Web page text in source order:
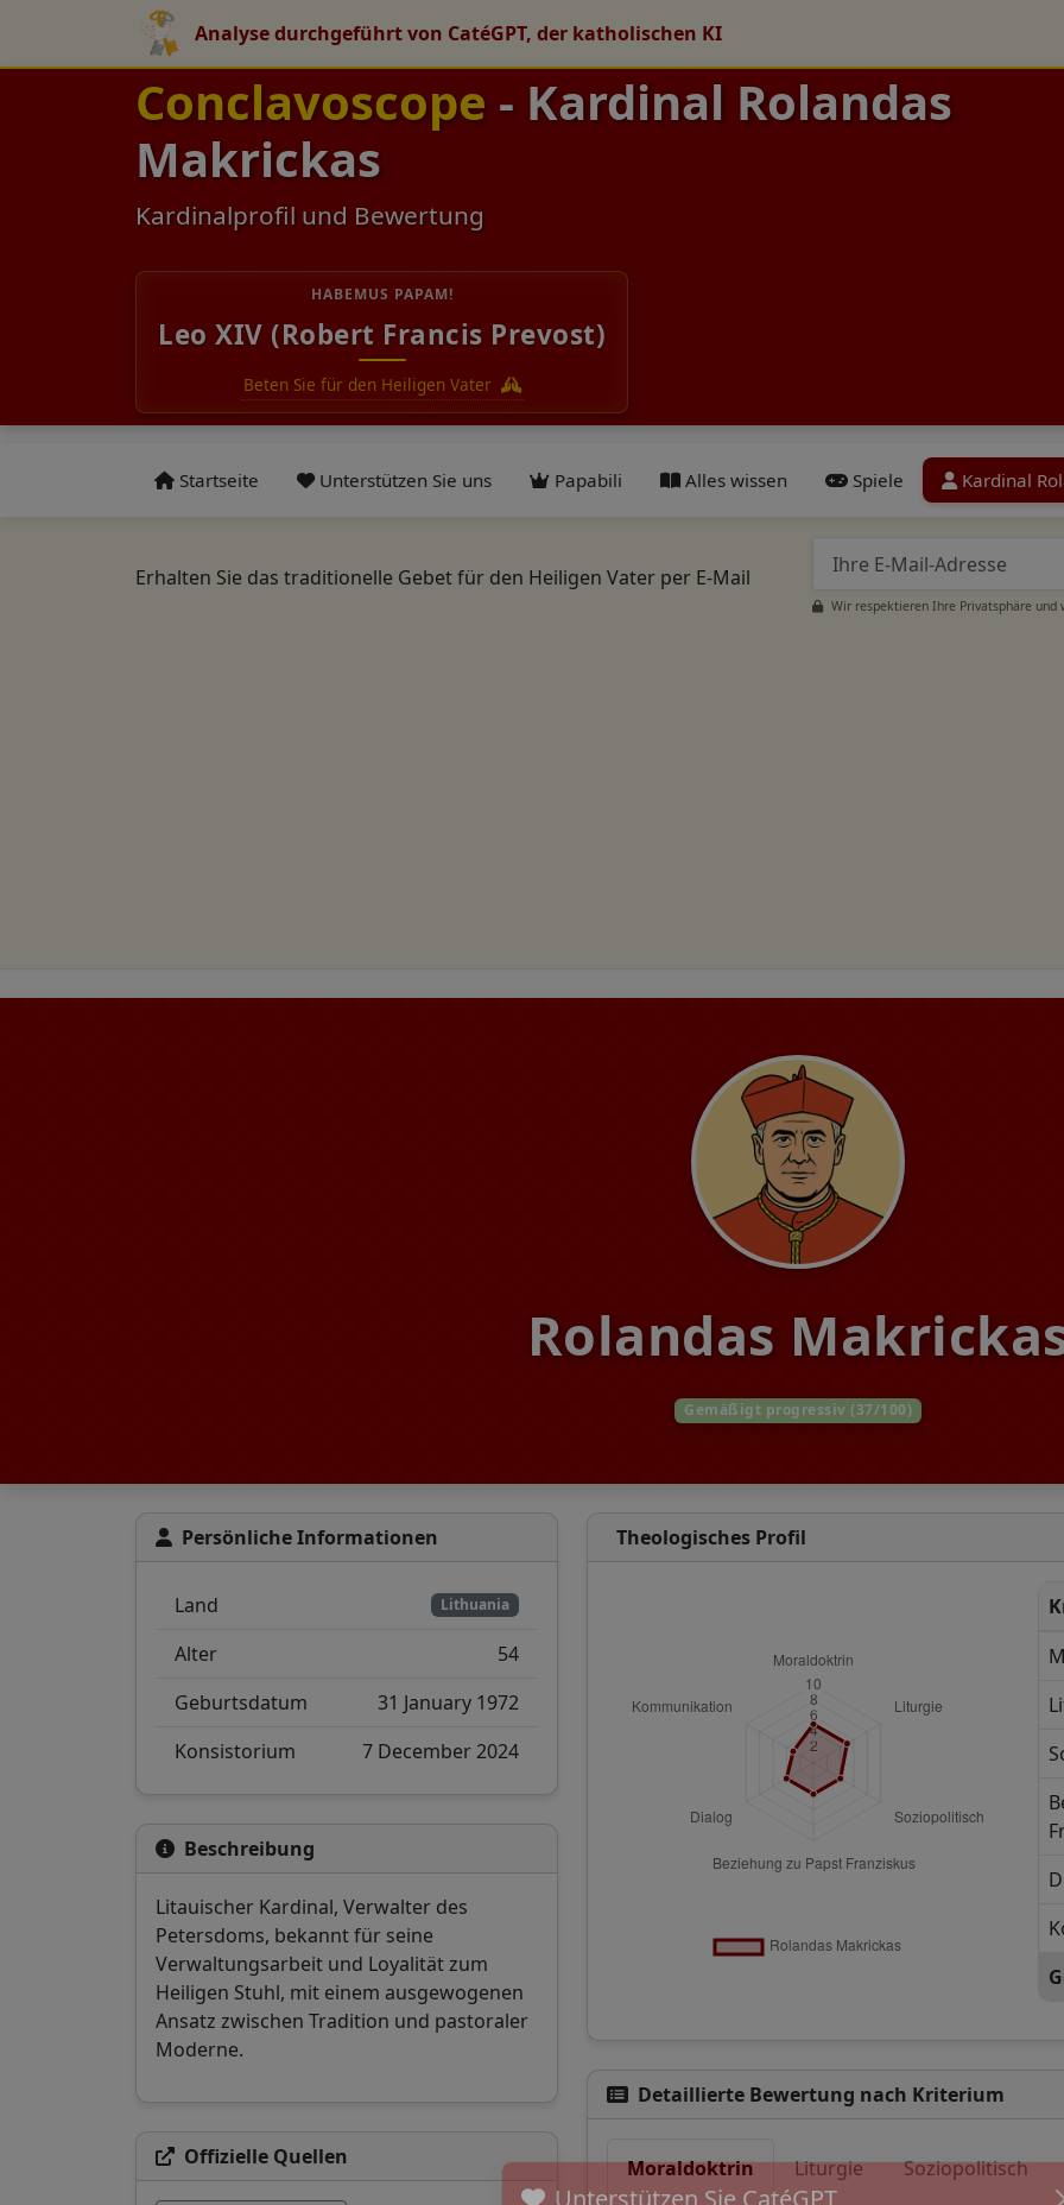
Analyse durchgeführt von CatéGPT, der katholischen KI
Conclavoscope - Kardinal Rolandas
Makrickas
Kardinalprofil und Bewertung
HABEMUS PAPAM!
Leo XIV (Robert Francis Prevost)
Beten Sie für den Heiligen Vater
Startseite Unterstützen Sie uns Papabili Alles wissen Spiele Kardinal
Erhalten Sie das traditionelle Gebet für den Heiligen Vater per E-Mail
Wir respektieren Ihre Privatsphäre
Rolandas
Gemäßigt progressiv (37/100)
Persönliche Informationen
Land Lithuania
Alter
54
Geburtsdatum
31 January 1972
Konsistorium
7 December 2024
Beschreibung
Litauischer Kardinal, Verwalter des
Petersdoms, bekannt für seine
Verwaltungsarbeit und Loyalität zum
Heiligen Stuhl, mit einem ausgewogenen
Ansatz zwischen Tradition und pastoraler
Moderne.
Offizielle Quellen
Theologisches Profil
Detaillierte Bewertung nach Kriterium
Moraldoktrin Liturgie Soziopolitisch